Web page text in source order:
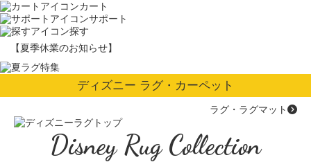
カート
サポート
探す
【夏季休業のお知らせ】
ディズニー ラグ・カーペット
ラグ・ラグマット
Disney Rug Collection